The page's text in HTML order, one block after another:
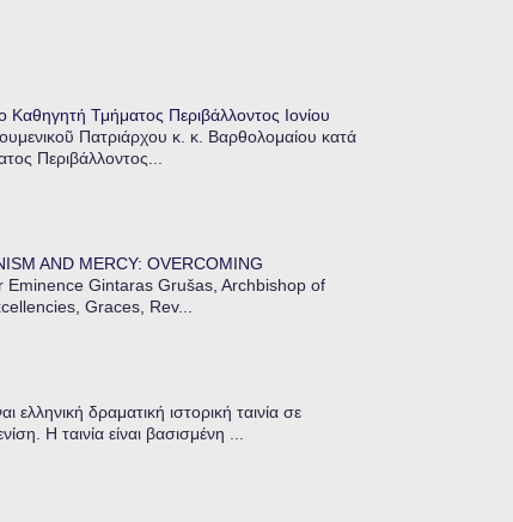
Καθηγητή Τμήματος Περιβάλλοντος Ιονίου
Πατριάρχου κ. κ. Βαρθολομαίου κατά
Περιβάλλοντος...
AND MERCY: OVERCOMING
Eminence Gintaras Grušas, Archbishop of
Graces, Rev...
δραματική ιστορική ταινία σε
Η ταινία είναι βασισμένη ...